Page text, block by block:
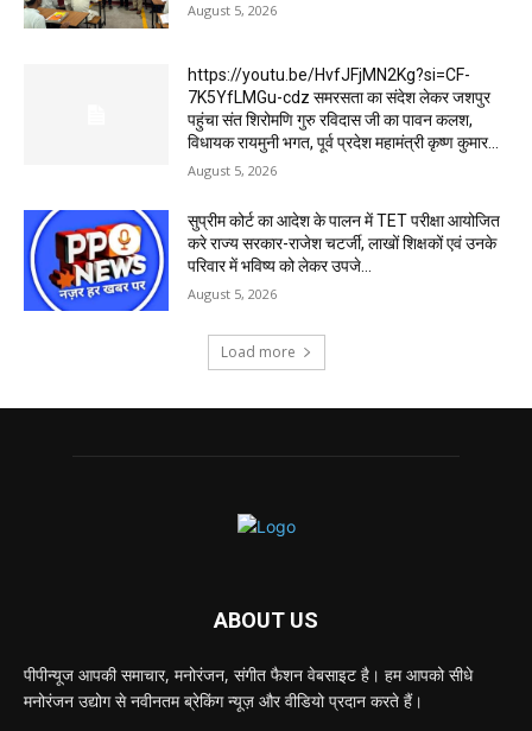
August 5, 2026
https://youtu.be/HvfJFjMN2Kg?si=CF-
7K5YfLMGu-cdz समरसता का संदेश लेकर जशपुर
पहुंचा संत शिरोमणि गुरु रविदास जी का पावन कलश,
विधायक रायमुनी भगत, पूर्व प्रदेश महामंत्री कृष्ण कुमार...
August 5, 2026
सुप्रीम कोर्ट का आदेश के पालन में TET परीक्षा आयोजित
करे राज्य सरकार-राजेश चटर्जी, लाखों शिक्षकों एवं उनके
परिवार में भविष्य को लेकर उपजे...
August 5, 2026
Load more
ABOUT US
पीपीन्यूज आपकी समाचार, मनोरंजन, संगीत फैशन वेबसाइट है। हम आपको सीधे
मनोरंजन उद्योग से नवीनतम ब्रेकिंग न्यूज़ और वीडियो प्रदान करते हैं।